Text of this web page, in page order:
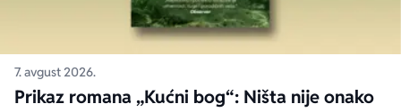
7. avgust 2026.
Prikaz romana „Kućni bog“: Ništa nije onako